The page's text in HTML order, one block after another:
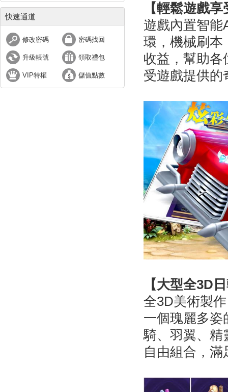
快速通道
修改密碼 密碼找回
升級帳號 領取禮包
VIP特權 儲值點數
【輕鬆遊戲
遊戲內置智能
環，機械刷本
收益，幫助各
受遊戲提供的
【大型全3D
全3D美術製
一個瑰麗多姿
騎、羽翼、精
自由組合，